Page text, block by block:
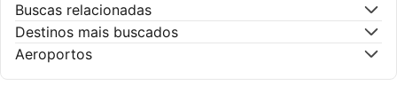
Buscas relacionadas
Destinos mais buscados
Aeroportos